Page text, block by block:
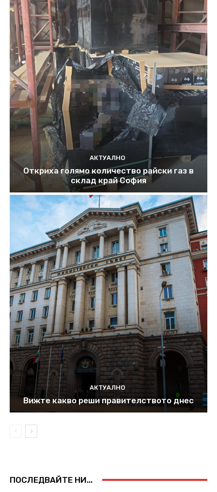
АКТУАЛНО
Откриха голямо количество райски газ в
склад край София
АКТУАЛНО
Вижте какво реши правителството днес
ПОСЛЕДВАЙТЕ НИ...